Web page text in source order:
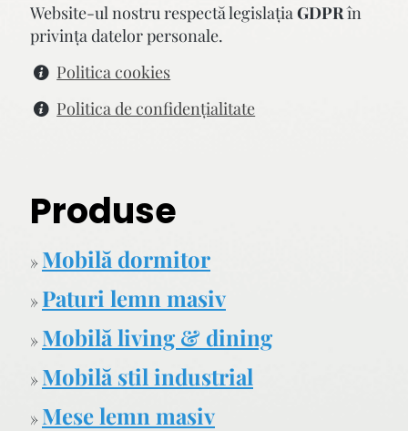
Website-ul nostru respectă legislaţia GDPRîn
privinţa datelor personale.
Politica cookies
Politica de confidenţialitate
Produse
» Mobilă dormitor
» Paturi lemn masiv
» Mobilă living & dining
» Mobilă stil industrial
» Mese lemn masiv